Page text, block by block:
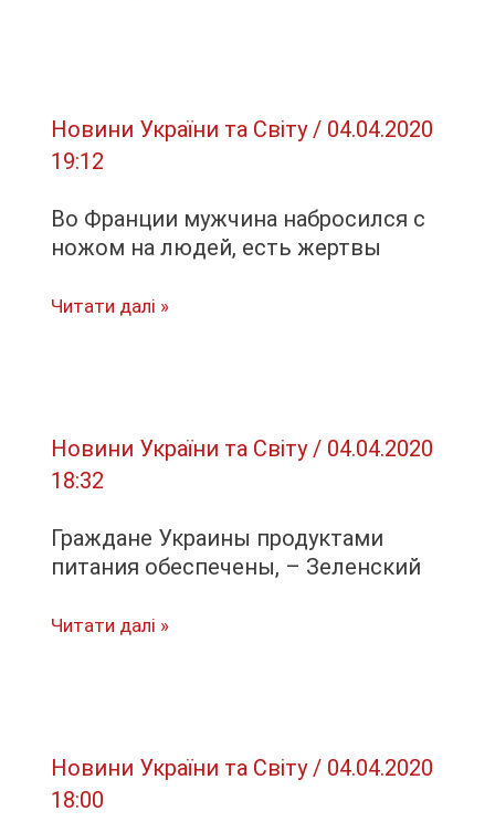
34-
ті
аварії
Чорнобильській
Новини України та Світу/ 04.04.2020
19:12
Во Франции мужчина набросился с
ножом на людей, есть жертвы
Во
ножом
на
есть
Читати далі »
Новини України та Світу/ 04.04.2020
18:32
Граждане Украины продуктами
питания обеспечены, – Зеленский
Граждане
–
Зеленский
Читати далі »
Новини України та Світу/ 04.04.2020
18:00